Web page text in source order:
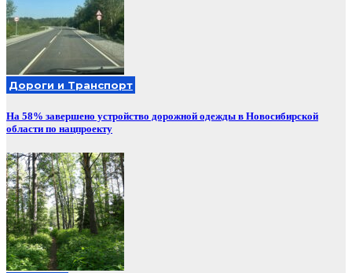
Дороги и Транспорт
На 58% завершено устройство дорожной одежды в Новосибирской
области по нацпроекту